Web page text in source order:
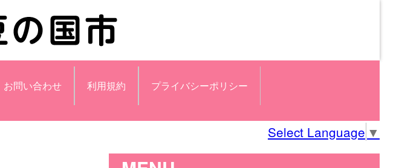
お問い合わせ 利用規約 プライバシーポリシー
Select Language ▼